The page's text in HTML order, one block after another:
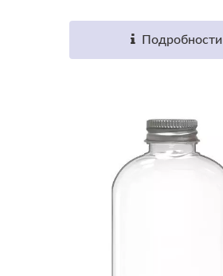
Подробности